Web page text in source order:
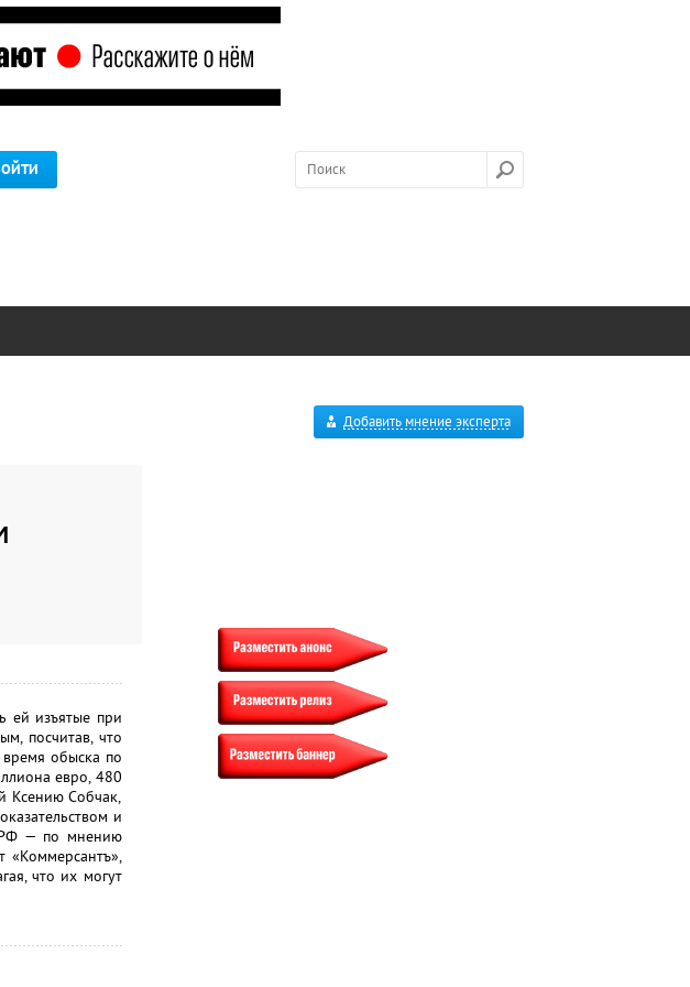
ей изъятые при
посчитав, что
время обыска по
евро, 480
Ксению Собчак,
и
РФ — по мнению
«Коммерсантъ»,
что их могут
Добавить мнение эксперта